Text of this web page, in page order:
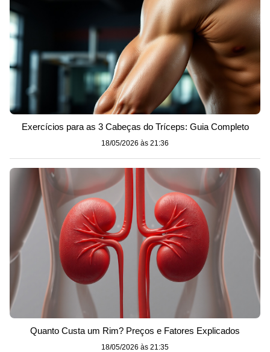
Exercícios para as 3 Cabeças do Tríceps: Guia Completo
18/05/2026 às 21:36
Quanto Custa um Rim? Preços e Fatores Explicados
18/05/2026 às 21:35